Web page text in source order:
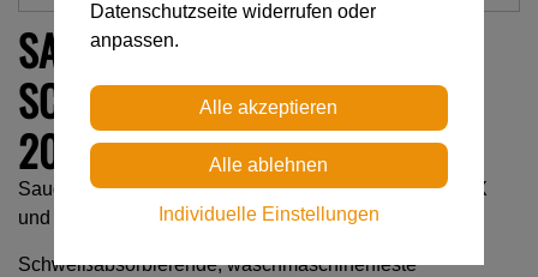
SAUGFÄHIGE
SCHAUMSTOFFPOLSTER VOR
2019
Saugfähige Schaumstoffpolster für die Helme VERTEX
und ALVEO
Schweißabsorbierende, waschmaschinenfeste
Datenschutzseite widerrufen oder
anpassen.
Individuelle Einstellungen